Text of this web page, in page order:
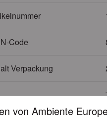
von Ambiente
Code
Verpackung